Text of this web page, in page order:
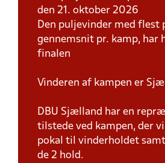
den 21. oktober 2026
Den puljevinder med flest
gennemsnit pr. kamp, har
finalen
Vinderen af kampen er
DBU Sjælland har en
tilstede ved kampen, der
pokal til vinderholdet
de 2 hold.